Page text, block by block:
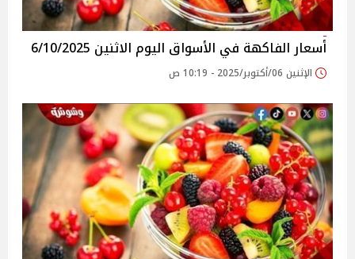
أسعار الفاكهة في الأسواق‎‎ اليوم الاثنين 6/10/2025
الإثنين 06/أكتوبر/2025 - 10:19 ص